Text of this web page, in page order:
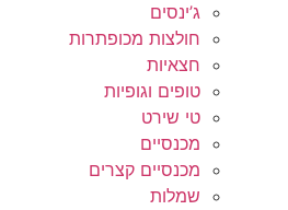
ג’ינסים
חולצות מכופתרות
חצאיות
טופים וגופיות
טי שירט
מכנסיים
מכנסיים קצרים
שמלות